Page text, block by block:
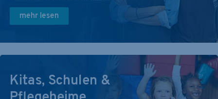
mehr lesen
Kitas, Schulen &